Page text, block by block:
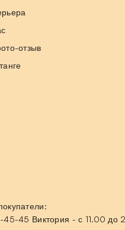
отзыв
45 Виктория - с 11.00 до